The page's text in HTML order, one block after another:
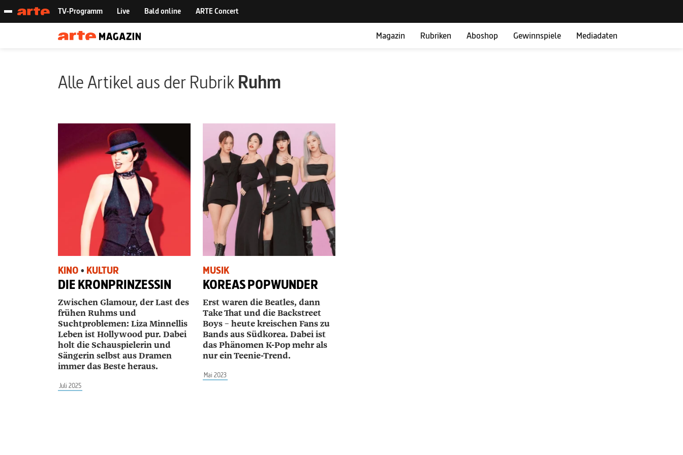
Magazin Rubriken Aboshop Gewinnspiele Mediadaten
Alle Artikel aus der RubrikRuhm
KINO • KULTUR
DIE KRONPRINZESSIN
Zwischen Glamour, der Last des
frühen Ruhms und
Suchtproblemen: Liza Minnellis
Leben ist Hollywood pur. Dabei
holt die Schauspielerin und
Sängerin selbst aus Dramen
immer das Beste heraus.
Juli 2025
MUSIK
KOREAS POPWUNDER
Erst waren die Beatles, dann
Take That und die Backstreet
Boys – heute kreischen Fans zu
Bands aus Südkorea. Dabei ist
das Phänomen K-Pop mehr als
nur ein Teenie-Trend.
Mai 2023